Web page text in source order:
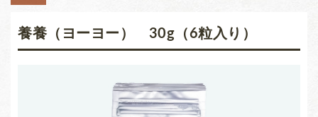
養養（ヨーヨー） 30g（6粒入り）